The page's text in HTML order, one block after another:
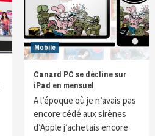
Mobile
Canard PC se décline sur
iPad en mensuel
A l’époque où je n’avais pas
encore cédé aux sirènes
d’Apple j’achetais encore